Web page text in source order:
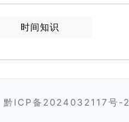
时间知识
黔ICP备2024032117号-2